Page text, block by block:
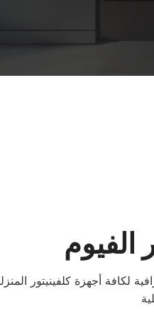
الفيوم
لكافة أجهزة كلفينيتور